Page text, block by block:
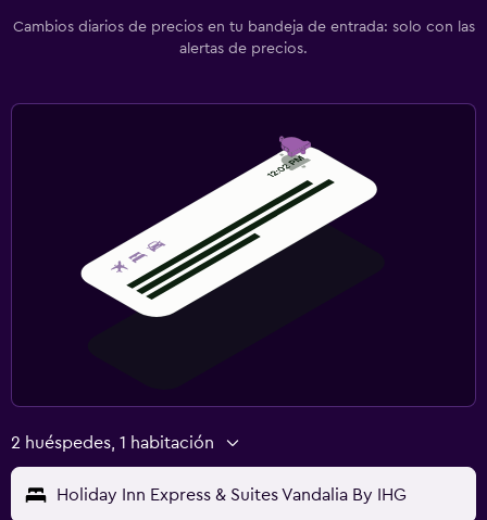
Cambios diarios de precios en tu bandeja de entrada: solo con las
alertas de precios.
2 huéspedes, 1 habitación
Holiday Inn Express & Suites Vandalia By IHG